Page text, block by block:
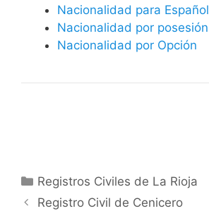
Nacionalidad para
Nacionalidad por
Nacionalidad por Opción
Categorías
Registros Civiles de La Rioja
Registro Civil de Cenicero